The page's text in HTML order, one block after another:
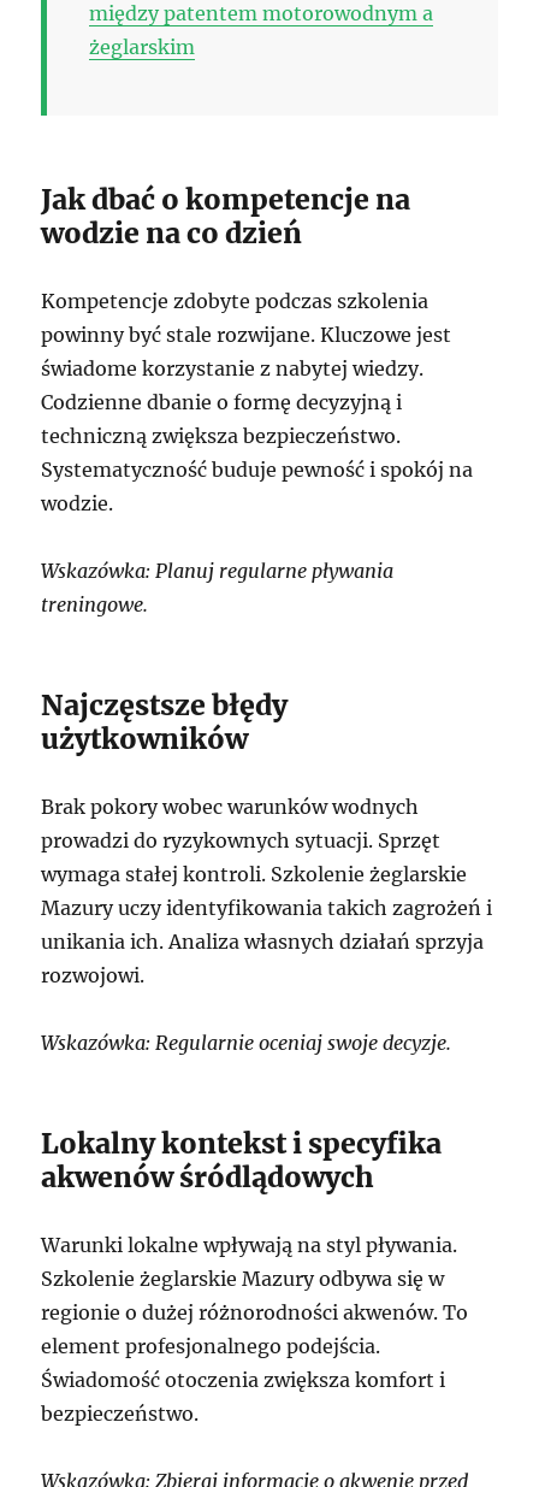
między patentem motorowodnym a
żeglarskim
Jak dbać o kompetencje na
wodzie na co dzień
Kompetencje zdobyte podczas szkolenia
powinny być stale rozwijane. Kluczowe jest
świadome korzystanie z nabytej wiedzy.
Codzienne dbanie o formę decyzyjną i
techniczną zwiększa bezpieczeństwo.
Systematyczność buduje pewność i spokój na
wodzie.
Wskazówka: Planuj regularne pływania
treningowe.
Najczęstsze błędy
użytkowników
Brak pokory wobec warunków wodnych
prowadzi do ryzykownych sytuacji. Sprzęt
wymaga stałej kontroli. Szkolenie żeglarskie
Mazury uczy identyfikowania takich zagrożeń i
unikania ich. Analiza własnych działań sprzyja
rozwojowi.
Wskazówka: Regularnie oceniaj swoje decyzje.
Lokalny kontekst i specyfika
akwenów śródlądowych
Warunki lokalne wpływają na styl pływania.
Szkolenie żeglarskie Mazury odbywa się w
regionie o dużej różnorodności akwenów. To
element profesjonalnego podejścia.
Świadomość otoczenia zwiększa komfort i
bezpieczeństwo.
Wskazówka: Zbieraj informacje o akwenie przed